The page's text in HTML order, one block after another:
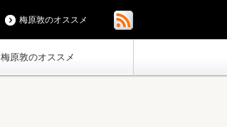
梅原敦のオススメ
梅原敦のオススメ